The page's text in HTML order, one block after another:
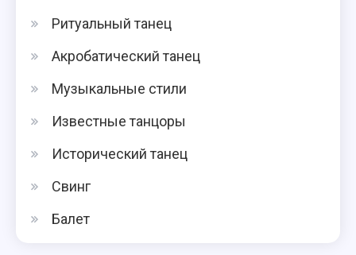
Ритуальный танец
Акробатический танец
Музыкальные стили
Известные танцоры
Исторический танец
Свинг
Балет